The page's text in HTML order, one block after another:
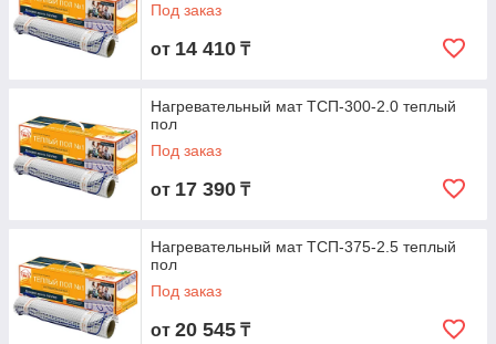
Под заказ
от 14 410 ₸
Нагревательный мат ТСП-300-2.0 теплый
пол
Под заказ
от 17 390 ₸
Нагревательный мат ТСП-375-2.5 теплый
пол
Под заказ
от 20 545 ₸